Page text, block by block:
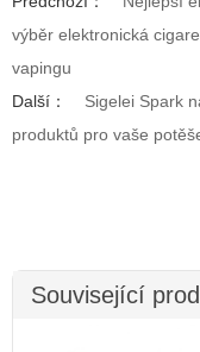
výběr elektronická
vapingu
Další：
Sigelei Spark
produktů pro vaše
Související